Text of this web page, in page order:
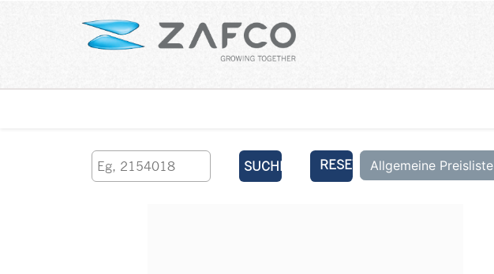
SUCHEN RESET Allgemeine Preisliste